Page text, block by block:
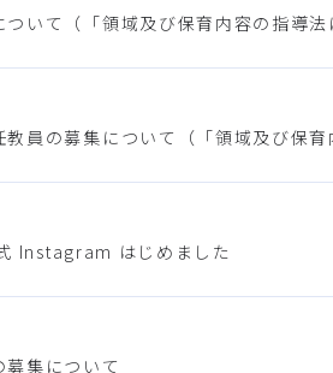
いて（「領域及び保育内容の指導法
員の募集について（「領域及び保育
Instagram はじめました
集について